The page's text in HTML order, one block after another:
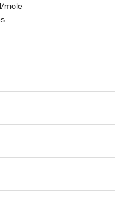
mole